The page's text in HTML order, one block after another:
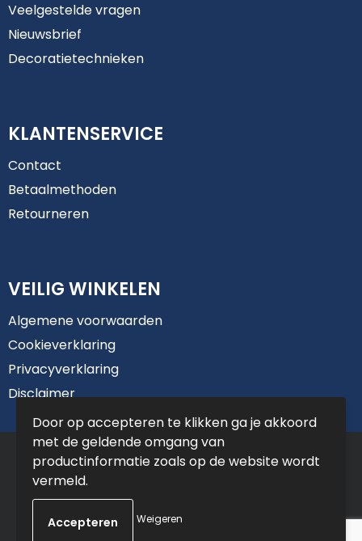
Veelgestelde vragen
Nieuwsbrief
Decoratietechnieken
KLANTENSERVICE
Contact
Betaalmethoden
Retourneren
VEILIG WINKELEN
Algemene voorwaarden
Cookieverklaring
Privacyverklaring
Disclaimer
© Copyright De Jong Reclame 2025
Door op accepteren te klikken ga je akkoord
met de geldende omgang van
productinformatie zoals op de website wordt
vermeld.
Weigeren